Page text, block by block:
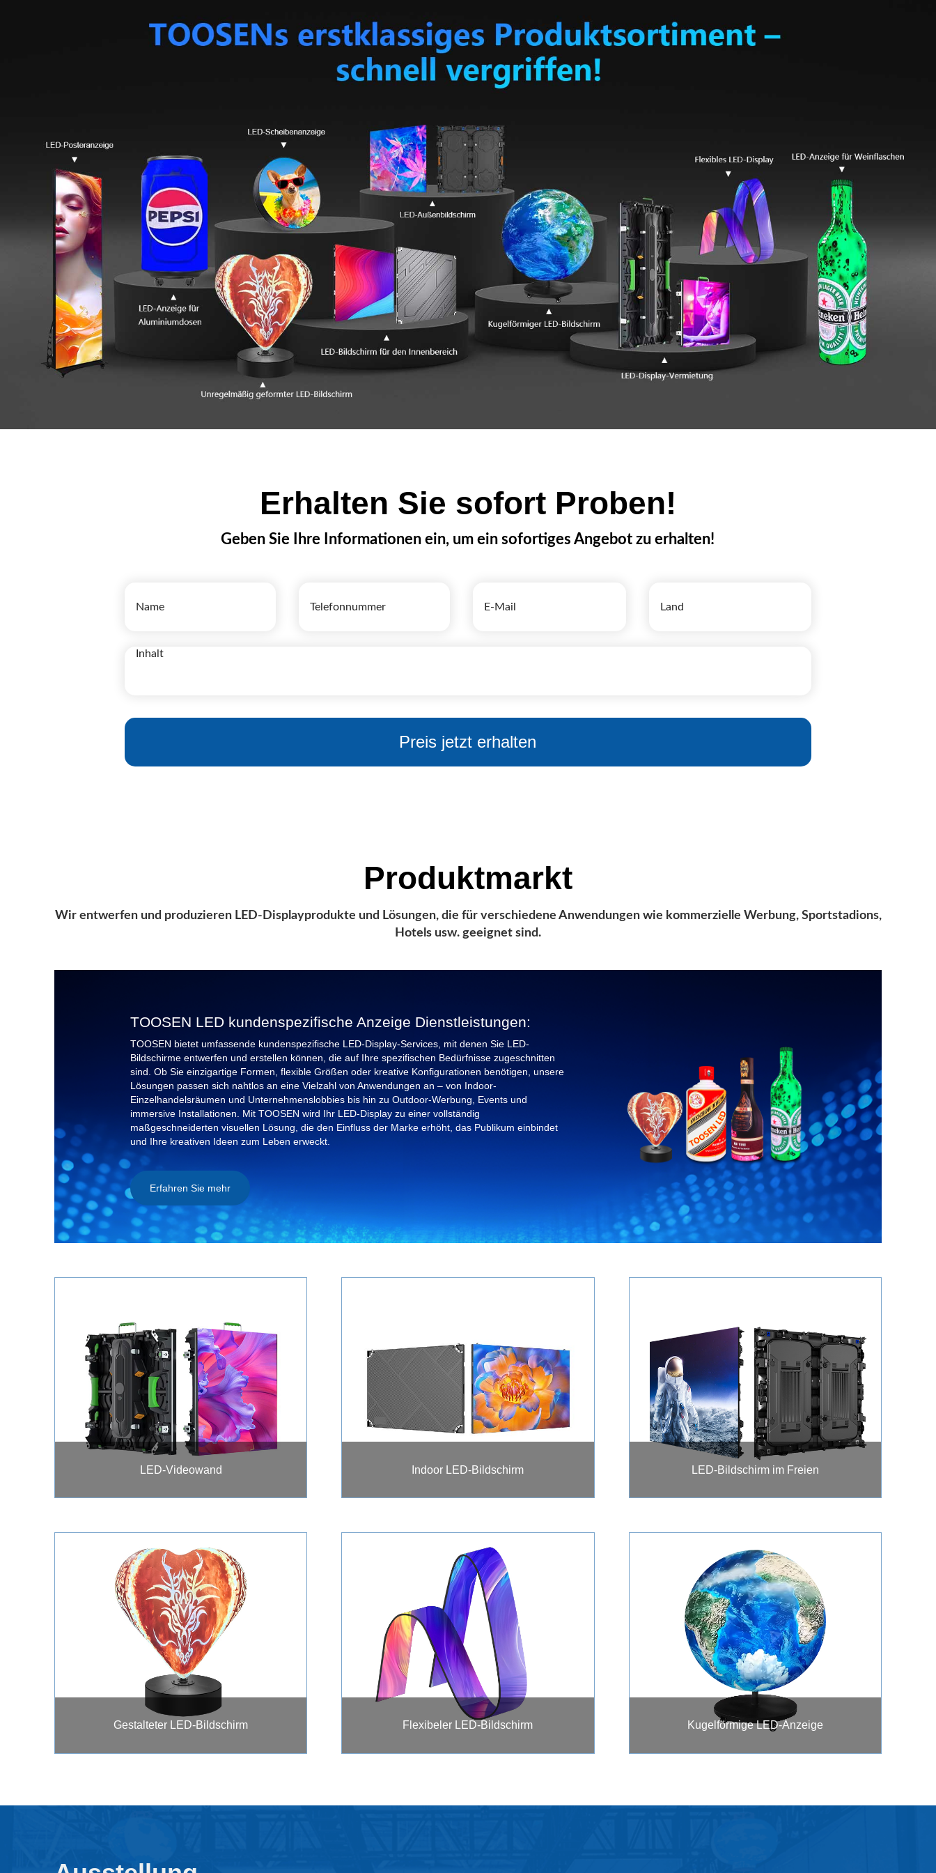
Erhalten Sie sofort Proben!
Geben Sie Ihre Informationen ein, um ein sofortiges Angebot zu erhalten!
Produktmarkt
Wir entwerfen und produzieren LED-Displayprodukte und Lösungen, die für verschiedene Anwendungen wie kommerzielle Werbung, Sportstadions,
Hotels usw. geeignet sind.
TOOSEN LED kundenspezifische Anzeige Dienstleistungen:
TOOSEN bietet umfassende kundenspezifische LED-Display-Services, mit denen Sie LED-
Bildschirme entwerfen und erstellen können, die auf Ihre spezifischen Bedürfnisse zugeschnitten
sind. Ob Sie einzigartige Formen, flexible Größen oder kreative Konfigurationen benötigen, unsere
Lösungen passen sich nahtlos an eine Vielzahl von Anwendungen an – von Indoor-
Einzelhandelsräumen und Unternehmenslobbies bis hin zu Outdoor-Werbung, Events und
immersive Installationen. Mit TOOSEN wird Ihr LED-Display zu einer vollständig
maßgeschneiderten visuellen Lösung, die den Einfluss der Marke erhöht, das Publikum einbindet
und Ihre kreativen Ideen zum Leben erweckt.
Erfahren Sie mehr
LED-Videowand Indoor LED-Bildschirm LED-Bildschirm im Freien
Gestalteter LED-Bildschirm Flexibeler LED-Bildschirm Kugelförmige LED-Anzeige